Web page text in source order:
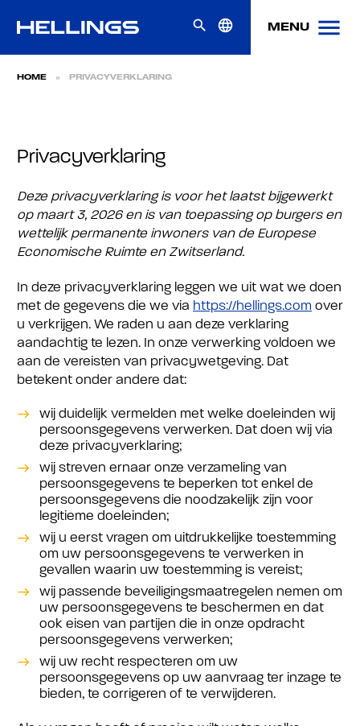
search language MENU menu
HOME » PRIVACYVERKLARING
Privacyverklaring
Deze privacyverklaring is voor het laatst bijgewerkt
op maart 3, 2026 en is van toepassing op burgers en
wettelijk permanente inwoners van de Europese
Economische Ruimte en Zwitserland.
In deze privacyverklaring leggen we uit wat we doen
met de gegevens die we via https://hellings.com over
u verkrijgen. We raden u aan deze verklaring
aandachtig te lezen. In onze verwerking voldoen we
aan de vereisten van privacywetgeving. Dat
betekent onder andere dat:
wij duidelijk vermelden met welke doeleinden wij
persoonsgegevens verwerken. Dat doen wij via
deze privacyverklaring;
wij streven ernaar onze verzameling van
persoonsgegevens te beperken tot enkel de
persoonsgegevens die noodzakelijk zijn voor
legitieme doeleinden;
wij u eerst vragen om uitdrukkelijke toestemming
om uw persoonsgegevens te verwerken in
gevallen waarin uw toestemming is vereist;
wij passende beveiligingsmaatregelen nemen om
uw persoonsgegevens te beschermen en dat
ook eisen van partijen die in onze opdracht
persoonsgegevens verwerken;
wij uw recht respecteren om uw
persoonsgegevens op uw aanvraag ter inzage te
bieden, te corrigeren of te verwijderen.